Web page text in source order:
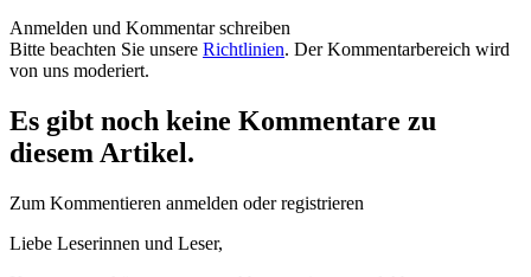
Anmelden und Kommentar schreiben
Bitte beachten Sie unsere Richtlinien. Der Kommentarbereich wird
von uns moderiert.
Es gibt noch keine Kommentare zu
diesem Artikel.
Zum Kommentieren anmelden oder registrieren
Liebe Leserinnen und Leser,